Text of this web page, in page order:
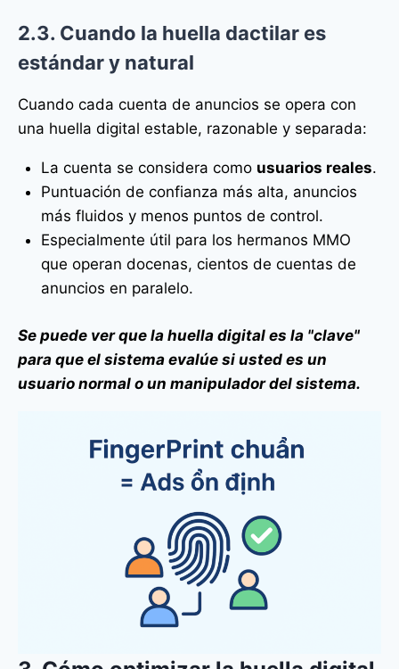
2.3. Cuando la huella dactilar es
estándar y natural
Cuando cada cuenta de anuncios se opera con
una huella digital estable, razonable y separada:
La cuenta se considera como usuarios reales.
Puntuación de confianza más alta, anuncios
más fluidos y menos puntos de control.
Especialmente útil para los hermanos MMO
que operan docenas, cientos de cuentas de
anuncios en paralelo.
Se puede ver que la huella digital es la "clave"
para que el sistema evalúe si usted es un
usuario normal o un manipulador del sistema.